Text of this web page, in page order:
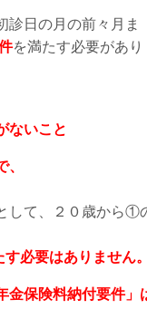
診日の月の前々月ま
を満たす必要があり
ないこと
して、
２０歳から①
必要はありません。
保険料納付要件」